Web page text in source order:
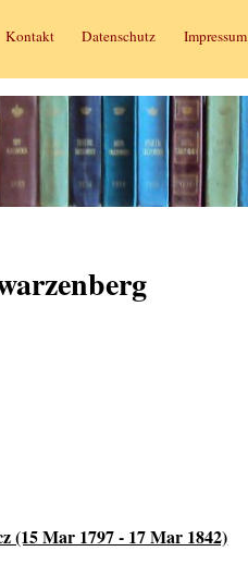
Kontakt Datenschutz Impressum
(15 Mar 1797 - 17 Mar 1842)